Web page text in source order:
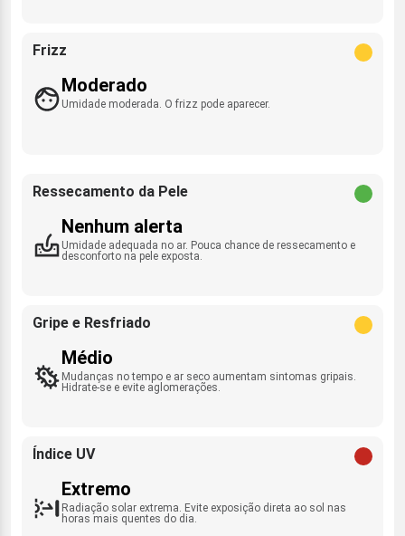
Frizz
Moderado
Umidade moderada. O frizz pode aparecer.
Ressecamento da Pele
Nenhum alerta
Umidade adequada no ar. Pouca chance de ressecamento e
desconforto na pele exposta.
Gripe e Resfriado
Médio
Mudanças no tempo e ar seco aumentam sintomas gripais.
Hidrate-se e evite aglomerações.
Índice UV
Extremo
Radiação solar extrema. Evite exposição direta ao sol nas
horas mais quentes do dia.